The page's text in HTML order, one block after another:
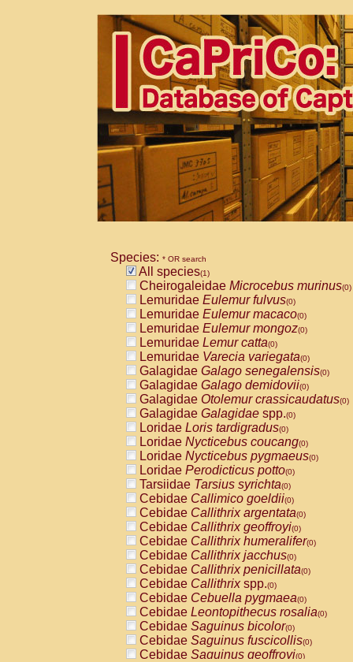
Species: * OR search
All species(1)
Cheirogaleidae Microcebus murinus(0)
Lemuridae Eulemur fulvus(0)
Lemuridae Eulemur macaco(0)
Lemuridae Eulemur mongoz(0)
Lemuridae Lemur catta(0)
Lemuridae Varecia variegata(0)
Galagidae Galago senegalensis(0)
Galagidae Galago demidovii(0)
Galagidae Otolemur crassicaudatus(0)
Galagidae Galagidae spp.(0)
Loridae Loris tardigradus(0)
Loridae Nycticebus coucang(0)
Loridae Nycticebus pygmaeus(0)
Loridae Perodicticus potto(0)
Tarsiidae Tarsius syrichta(0)
Cebidae Callimico goeldii(0)
Cebidae Callithrix argentata(0)
Cebidae Callithrix geoffroyi(0)
Cebidae Callithrix humeralifer(0)
Cebidae Callithrix jacchus(0)
Cebidae Callithrix penicillata(0)
Cebidae Callithrixspp.(0)
Cebidae Cebuella pygmaea(0)
Cebidae Leontopithecus rosalia(0)
Cebidae Saguinus bicolor(0)
Cebidae Saguinus fuscicollis(0)
Cebidae Saguinus geoffroyi(0)